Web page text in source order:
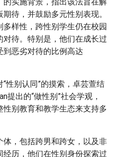
待，并鼓励多元性别表现。
样性，跨性别学生仍在校园
待。特别是，他们在成长过
恶劣对待的比例高达
性别认同”的摸索，卓芸萱结
提出的“做性别”社会学观，
别教育和教学生态来支持多
，包括跨男和跨女，以及非
历，他们在性别身份探索过